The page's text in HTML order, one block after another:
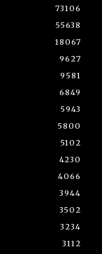
73106
55638
18067
9627
9581
6849
5943
5800
5102
4230
4066
3944
3502
3234
3112